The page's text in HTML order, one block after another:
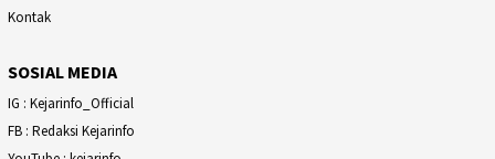
Kontak
SOSIAL MEDIA
IG : Kejarinfo_Official
FB : Redaksi Kejarinfo